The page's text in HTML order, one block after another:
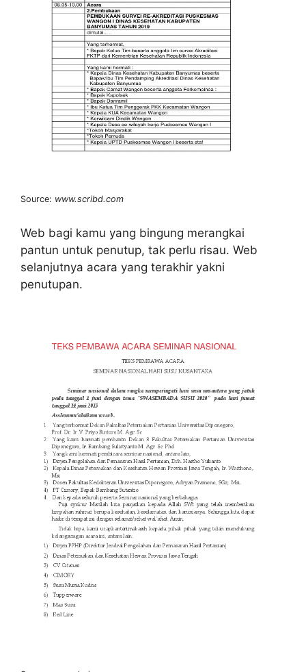
Source: www.scribd.com
Web bagi kamu yang bingung merangkai
pantun untuk penutup, tak perlu risau. Web
selanjutnya acara yang terakhir yakni
penutupan.